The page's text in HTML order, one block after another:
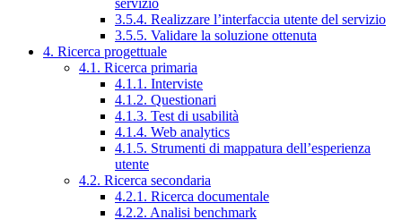
servizio
3.5.4. Realizzare l’interfaccia utente del servizio
3.5.5. Validare la soluzione ottenuta
4. Ricerca progettuale
4.1. Ricerca primaria
4.1.1. Interviste
4.1.2. Questionari
4.1.3. Test di usabilità
4.1.4. Web analytics
4.1.5. Strumenti di mappatura dell’esperienza
utente
4.2. Ricerca secondaria
4.2.1. Ricerca documentale
4.2.2. Analisi benchmark